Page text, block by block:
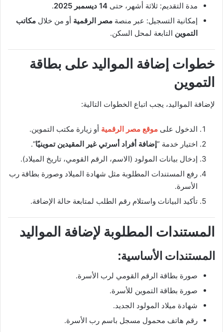
مدة التقديم: ثلاثة أشهر، حتى 14 ديسمبر 2025
.
إمكانية التسجيل: عبر منصة مصر الرقمية أو من خلال مكاتب
التموين التابعة لمحل السكن.
خطوات إضافة المواليد على بطاقة
التموين
لإضافة المواليد، يجب اتباع الخطوات التالية:
الدخول على موقع مصر الرقمية أو زيارة مكتب التموين.
اختيار خدمة “إضافة أفراد أسرتي غير المقيدين تموينيًا“.
إدخال بيانات المولود (الاسم، الرقم القومي، تاريخ الميلاد).
رفع المستندات المطلوبة مثل شهادة الميلاد وصورة بطاقة رب
الأسرة.
تأكيد البيانات واستلام رقم الطلب لمتابعة حالة الإضافة.
المستندات المطلوبة لإضافة المواليد
المستندات الأساسية:
صورة بطاقة الرقم القومي لرب الأسرة.
صورة بطاقة التموين للأسرة.
شهادة ميلاد المولود الجديد.
رقم هاتف محمول مسجل باسم رب الأسرة.